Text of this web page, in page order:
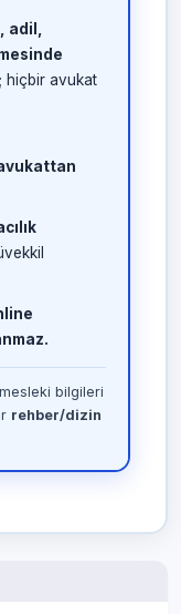
adil,
hiçbir avukat
mesleki bilgileri
rehber/dizin